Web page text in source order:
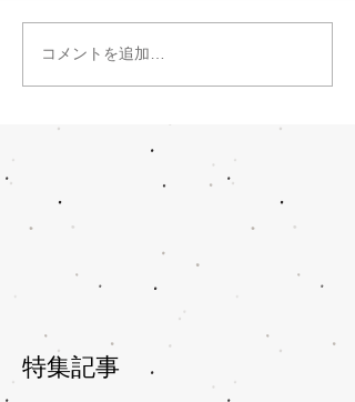
コメントを追加…
特集記事